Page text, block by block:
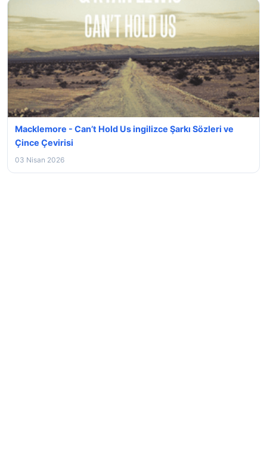
Macklemore - Can’t Hold Us ingilizce Şarkı Sözleri ve
Çince Çevirisi
03 Nisan 2026